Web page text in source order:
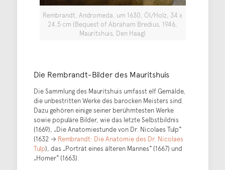
Rembrandt, Andromeda, um 1630, Öl/Holz, 34 x
24,5 cm (Bequest of Abraham Bredius, 1946,
Mauritshuis, Den Haag)
Die Rembrandt-Bilder des Mauritshuis
Die Sammlung des Mauritshuis umfasst elf Gemälde,
die unbestritten Werke des barocken Meisters sind.
Dazu gehören einige seiner berühmtesten Werke
sowie populäre Bilder, wie das letzte Selbstbildnis
(1669), „Die Anatomiestunde von Dr. Nicolaes Tulp“
(1632 → Rembrandt: Die Anatomie des Dr. Nicolaes
Tulp), das „Porträt eines älteren Mannes“ (1667) und
„Homer“ (1663).